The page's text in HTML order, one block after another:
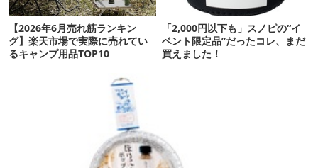
【2026年6月売れ筋ランキン
グ】楽天市場で実際に売れてい
るキャンプ用品TOP10
「2,000円以下も」スノピの“イ
ベント限定品”だったコレ、まだ
買えました！